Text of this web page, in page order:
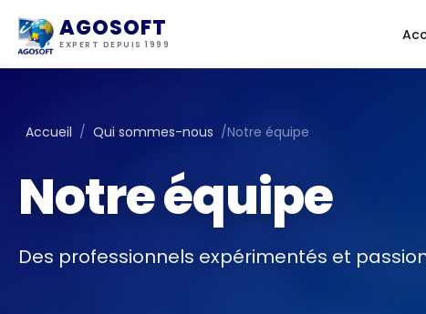
AGOSOFT
EXPERT DEPUIS 1999
Accueil / Qui sommes-nous /Notre équipe
Notre équipe
Des professionnels expérimentés et